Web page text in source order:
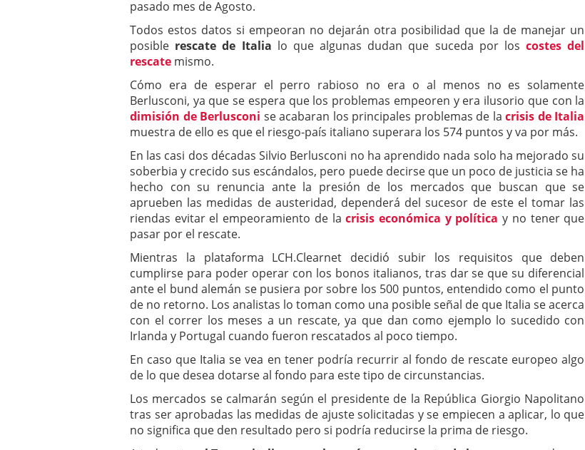
pasado mes de Agosto.
Todos estos datos si empeoran no dejarán otra posibilidad que la de manejar un
posible rescate de Italia lo que algunas dudan que suceda por loscostes del
rescate mismo.
Cómo era de esperar el perro rabioso no era o al menos no es solamente
Berlusconi, ya que se espera que los problemas empeoren y era ilusorio que con la
dimisión de Berlusconi se acabaran los principales problemas de lacrisis de Italia
muestra de ello es que el riesgo-país italiano superara los 574 puntos y va por más.
En las casi dos décadas Silvio Berlusconi no ha aprendido nada solo ha mejorado su
soberbia y crecido sus escándalos, pero puede decirse que un poco de justicia se ha
hecho con su renuncia ante la presión de los mercados que buscan que se
aprueben las medidas de austeridad, dependerá del sucesor de este el tomar las
riendas evitar el empeoramiento de lacrisis económica y políticay no tener que
pasar por el rescate.
Mientras la plataforma LCH.Clearnet decidió subir los requisitos que deben
cumplirse para poder operar con los bonos italianos, tras dar se que su diferencial
ante el bund alemán se pusiera por sobre los 500 puntos, entendido como el punto
de no retorno. Los analistas lo toman como una posible señal de que Italia se acerca
con el correr los meses a un rescate, ya que dan como ejemplo lo sucedido con
Irlanda y Portugal cuando fueron rescatados al poco tiempo.
En caso que Italia se vea en tener podría recurrir al fondo de rescate europeo algo
de lo que desea dotarse al fondo para este tipo de circunstancias.
Los mercados se calmarán según el presidente de la República Giorgio Napolitano
tras ser aprobadas las medidas de ajuste solicitadas y se empiecen a aplicar, lo que
no significa que den resultado pero si podría reducirse la prima de riesgo.